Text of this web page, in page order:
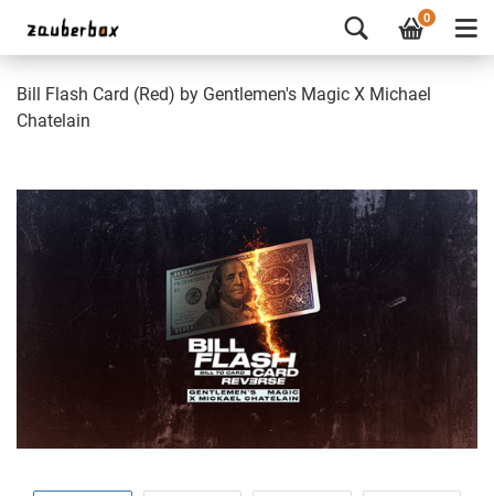
0
Bill Flash Card (Red) by Gentlemen's Magic X Michael
Chatelain